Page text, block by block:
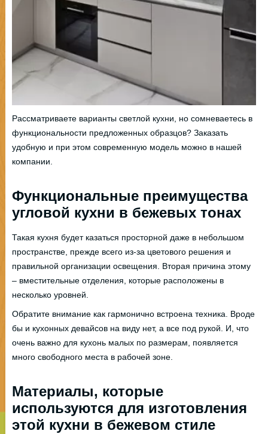
Рассматриваете варианты светлой кухни, но сомневаетесь в
функциональности предложенных образцов? Заказать
удобную и при этом современную модель можно в нашей
компании.
Функциональные преимущества
угловой кухни в бежевых тонах
Такая кухня будет казаться просторной даже в небольшом
пространстве, прежде всего из-за цветового решения и
правильной организации освещения. Вторая причина этому
– вместительные отделения, которые расположены в
несколько уровней.
Обратите внимание как гармонично встроена техника. Вроде
бы и кухонных девайсов на виду нет, а все под рукой. И, что
очень важно для кухонь малых по размерам, появляется
много свободного места в рабочей зоне.
Материалы, которые
используются для изготовления
этой кухни в бежевом стиле